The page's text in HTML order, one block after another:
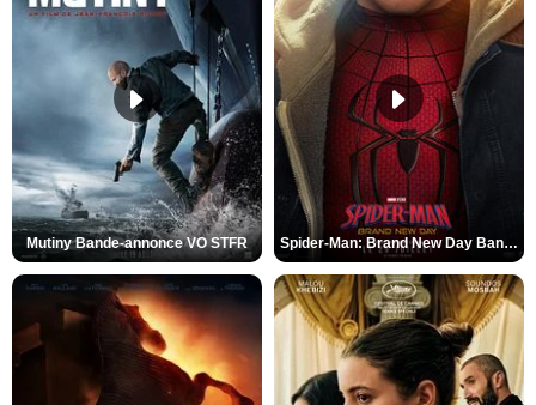
Mutiny Bande-annonce VO STFR Spider-Man: Brand New Day Bande-annonce VO STFR